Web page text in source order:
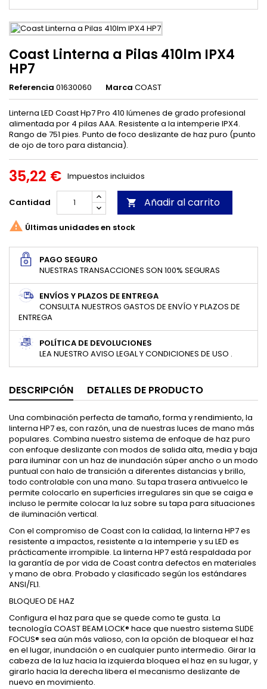
Coast Linterna a Pilas 410lm IPX4
HP7
Referencia 01630060 Marca COAST
Linterna LED Coast Hp7 Pro 410 lúmenes de grado profesional
alimentada por 4 pilas AAA. Resistente a la intemperie IPX4.
Rango de 751 pies. Punto de foco deslizante de haz puro (punto
de ojo de toro para distancia).
35,22 € Impuestos incluidos
Cantidad  Añadir al carrito
 Últimas unidades en stock
PAGO SEGURO
NUESTRAS TRANSACCIONES SON 100% SEGURAS
ENVÍOS Y PLAZOS DE ENTREGA
CONSULTA NUESTROS GASTOS DE ENVÍO Y PLAZOS DE
ENTREGA
POLÍTICA DE DEVOLUCIONES
LEA NUESTRO AVISO LEGAL Y CONDICIONES DE USO .
DESCRIPCIÓN DETALLES DE PRODUCTO
Una combinación perfecta de tamaño, forma y rendimiento, la
linterna HP7 es, con razón, una de nuestras luces de mano más
populares. Combina nuestro sistema de enfoque de haz puro
con enfoque deslizante con modos de salida alta, media y baja
para iluminar con un haz de inundación súper ancho o un modo
puntual con halo de transición a diferentes distancias y brillo,
todo controlable con una mano. Su tapa trasera antivuelco le
permite colocarlo en superficies irregulares sin que se caiga e
incluso le permite colocar la luz sobre su tapa para situaciones
de iluminación vertical.
Con el compromiso de Coast con la calidad, la linterna HP7 es
resistente a impactos, resistente a la intemperie y su LED es
prácticamente irrompible. La linterna HP7 está respaldada por
la garantía de por vida de Coast contra defectos en materiales
y mano de obra. Probado y clasificado según los estándares
ANSI/FL1.
BLOQUEO DE HAZ
Configura el haz para que se quede como te gusta. La
tecnología COAST BEAM LOCK® hace que nuestro sistema SLIDE
FOCUS® sea aún más valioso, con la opción de bloquear el haz
en el lugar, inundación o en cualquier punto intermedio. Girar la
cabeza de la luz hacia la izquierda bloquea el haz en su lugar, y
girarlo hacia la derecha libera el mecanismo deslizante de
nuevo en movimiento.